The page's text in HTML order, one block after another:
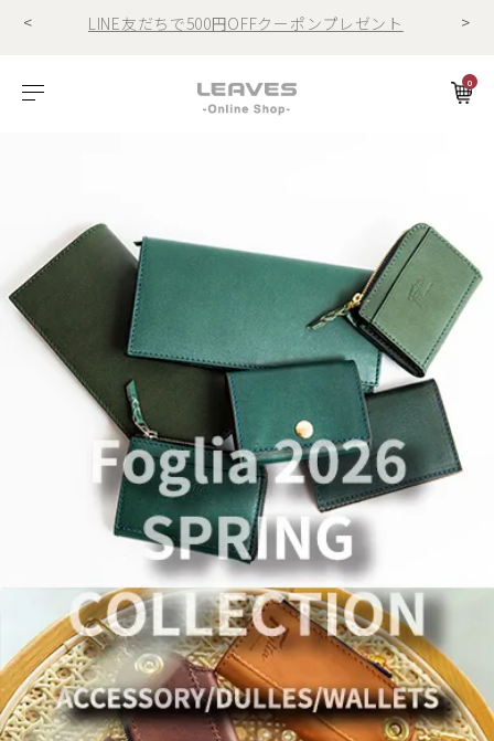
<
LINE友だちで500円OFFクーポンプレゼント
LINE友だちで500円OFFクーポンプレゼント
11,000円(税込)で送料無料！！
>
0
ビジネスバッグ ショルダーバッグ
ダレスバッグ
ショルダーバッグ
ビジネスバッグ
トートバッグ
バックパック・リュック
トランク
ミッフィー×リーブス
メイドインジャパン
長財布 折財布
長財布
折財布
コンパクト財布
マネークリップ
ビゾンテレザー
フラットシュリンクレザー
プリズムレザー
シュリンクレザー
オイルヌバックレザー
パスケース キーケース
名刺入れ
キーケース
キーホルダー
パスケース
IDカード・カードケース
手帳・ブックカバー
その他
ケア用品
ご利用ガイド
会員登録
特集
Foglia工房の革紹介。Vol.1
レザー１